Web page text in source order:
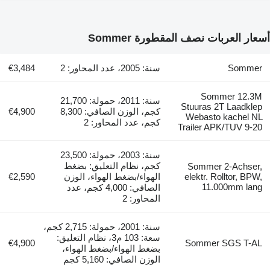
أسعار العربات نصف المقطورة Sommer
Sommer سنة: 2005، عدد المحاور: 2 €3,484
Sommer 12.3M
Stuuras 2T Laadklep
Webasto kachel NL
Trailer APK/TUV 9-20
سنة: 2011، حمولة: 21,700
كجم، الوزن الصافي: 8,300
كجم، عدد المحاور: 2
€4,900
Sommer 2-Achser,
elektr. Rolltor, BPW,
11.000mm lang
سنة: 2003، حمولة: 23,500
كجم، نظام التعليق: بضغط
الهواء/بضغط الهواء، الوزن
الصافي: 4,000 كجم، عدد
المحاور: 2
€2,590
Sommer SGS T-AL
سنة: 2001، حمولة: 2,715 كجم،
سعة: 103 م3، نظام التعليق:
بضغط الهواء/بضغط الهواء،
الوزن الصافي: 5,160 كجم
€4,900